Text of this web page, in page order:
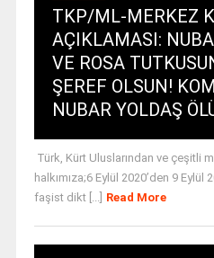
TKP/ML-MERKEZ
AÇIKLAMASI:
VE ROSA
ŞEREF OLSUN!
NUBAR YOLDAŞ
Türk, Kürt Uluslarından ve çeşitli
halkımıza;6 Eylül 2020’den 9 Eylül
faşist dikt [...]
Read More